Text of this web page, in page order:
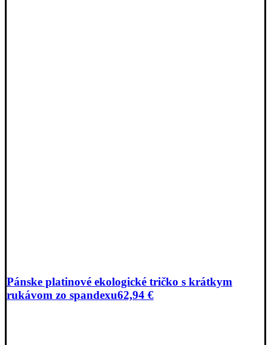
Pánske platinové ekologické tričko s krátkym
rukávom zo spandexu62,94 €